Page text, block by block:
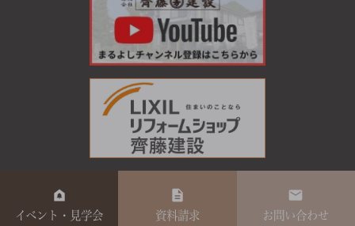
イベント・見学会 資料請求 お問い合わせ